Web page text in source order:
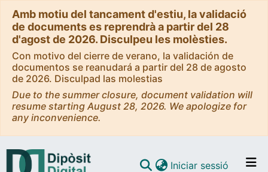
Amb motiu del tancament d'estiu, la validació
de documents es reprendrà a partir del 28
d'agost de 2026. Disculpeu les molèsties.
Con motivo del cierre de verano, la validación de
documentos se reanudará a partir del 28 de agosto
de 2026. Disculpad las molestias
Due to the summer closure, document validation will
resume starting August 28, 2026. We apologize for
any inconvenience.
Iniciar sessió (current)